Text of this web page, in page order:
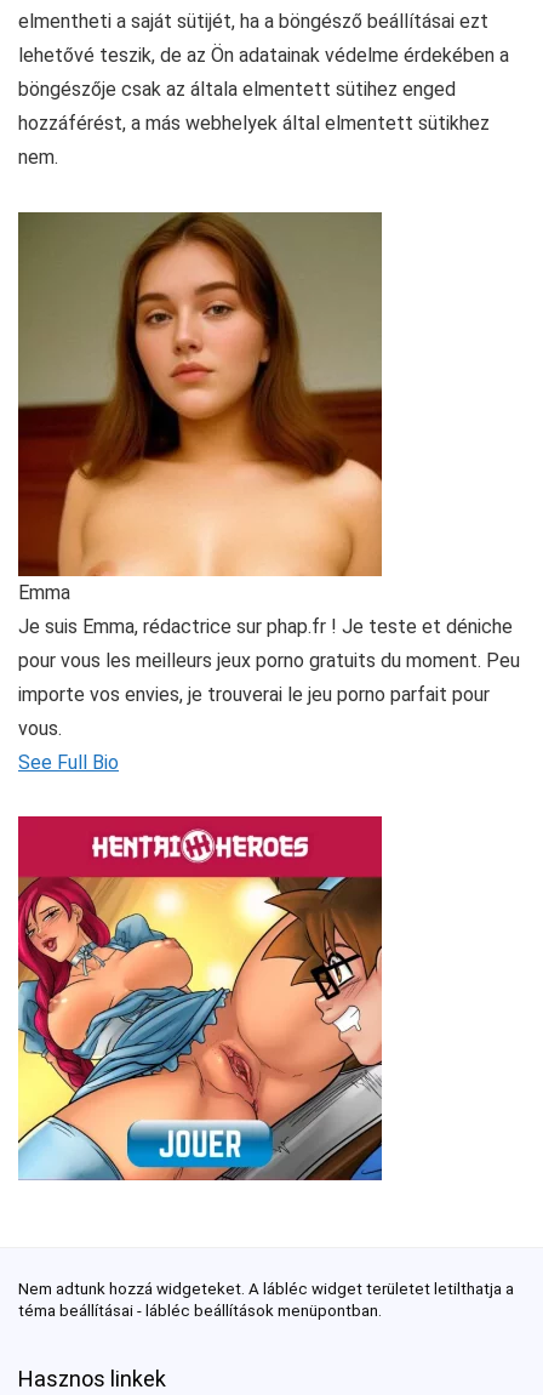
elmentheti a saját sütijét, ha a böngésző beállításai ezt
lehetővé teszik, de az Ön adatainak védelme érdekében a
böngészője csak az általa elmentett sütihez enged
hozzáférést, a más webhelyek által elmentett sütikhez
nem.
Emma
Je suis Emma, rédactrice sur phap.fr ! Je teste et déniche
pour vous les meilleurs jeux porno gratuits du moment. Peu
importe vos envies, je trouverai le jeu porno parfait pour
vous.
See Full Bio
Nem adtunk hozzá widgeteket. A lábléc widget területet letilthatja a
téma beállításai - lábléc beállítások menüpontban.
Hasznos linkek